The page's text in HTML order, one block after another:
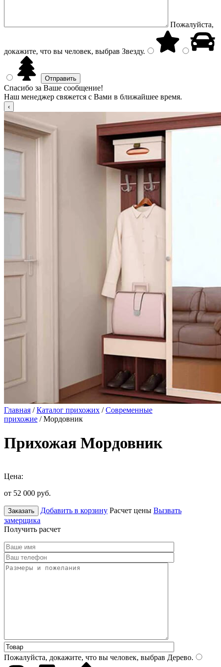
Пожалуйста,
докажите, что вы человек, выбрав Звезду.
Спасибо за Ваше сообщение!
Наш менеджер свяжется с Вами в ближайшее время.
Главная /Каталог прихожих /Современные
прихожие / Мордовник
Прихожая Мордовник
Цена:
от 52 000 руб.
Заказать Добавить в корзину Расчет цены Вызвать
замерщика
Получить расчет
Пожалуйста, докажите, что вы человек, выбрав Дерево.